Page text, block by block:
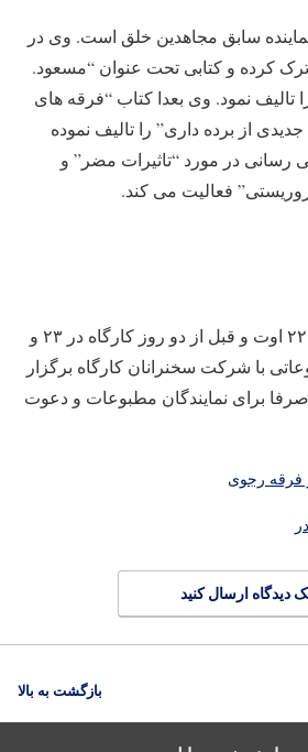
سابق مجاهدین خلق است. وی در
را ترک کرده و کتابی تحت عنوان “مسعود.
نمود. وی بعدا کتاب “فرقه های
از برده داری” را تالیف نموده
رسانی در مورد “تاثیرات مضر” و
فعالیت می کند.
در این رابطه روز جمعه ۲۲ اوت و قبل از دو روز کارگاه در ۲۳ و
با شرکت سخنرانان کارگاه برگزار
برای نمایندگان مطبوعات و دعوت
فرقه رجوی
دیدگاه ارسال کنید
بازگشت به بالا